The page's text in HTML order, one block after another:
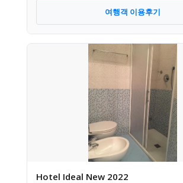
여행객 이용후기
Hotel Ideal New 2022